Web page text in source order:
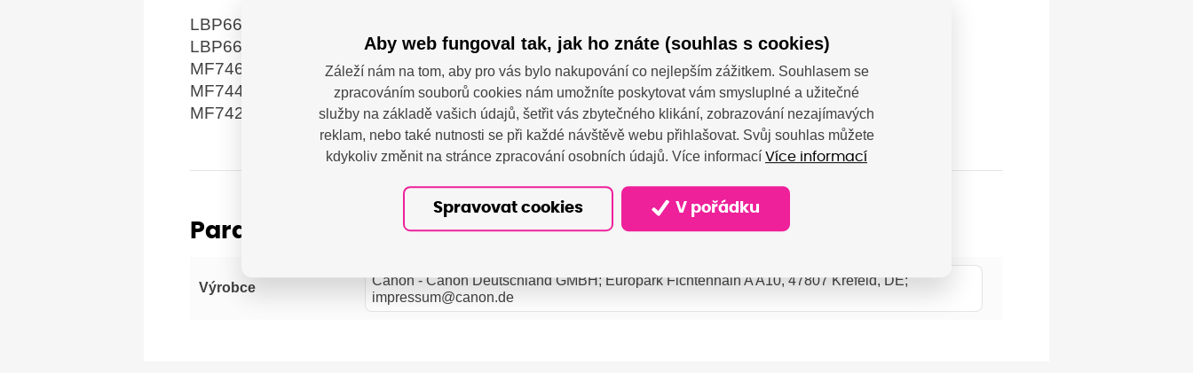
LBP664Cx
LBP663Cdw
MF746Cx
MF744Cdw
MF742Cdw
Parametry
Výrobce
Canon - Canon Deutschland GMBH; Europark Fichtenhain A A10, 47807 Krefeld, DE;
impressum@canon.de
Aby web fungoval tak, jak ho znáte (souhlas s cookies)
Záleží nám na tom, aby pro vás bylo nakupování co nejlepším zážitkem. Souhlasem se
zpracováním souborů cookies nám umožníte poskytovat vám smysluplné a užitečné
služby na základě vašich údajů, šetřit vás zbytečného klikání, zobrazování nezajímavých
reklam, nebo také nutnosti se při každé návštěvě webu přihlašovat. Svůj souhlas můžete
kdykoliv změnit na stránce zpracování osobních údajů. Více informací Více informací
Spravovat cookies V pořádku